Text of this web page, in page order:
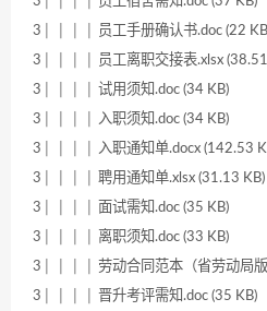
3│ │ │ │ 员工手册确认书.doc (22
3│ │ │ │ 员工离职交接表.xlsx
3│ │ │ │ 试用须知.doc (34 KB)
3│ │ │ │ 入职须知.doc (34 KB)
3│ │ │ │ 入职通知单.docx (142.53
3│ │ │ │ 聘用通知单.xlsx (31.13 KB)
3│ │ │ │ 面试需知.doc (35 KB)
3│ │ │ │ 离职须知.doc (33 KB)
3│ │ │ │ 劳动合同范本（省劳动局版
3│ │ │ │ 晋升考评需知.doc (35 KB)